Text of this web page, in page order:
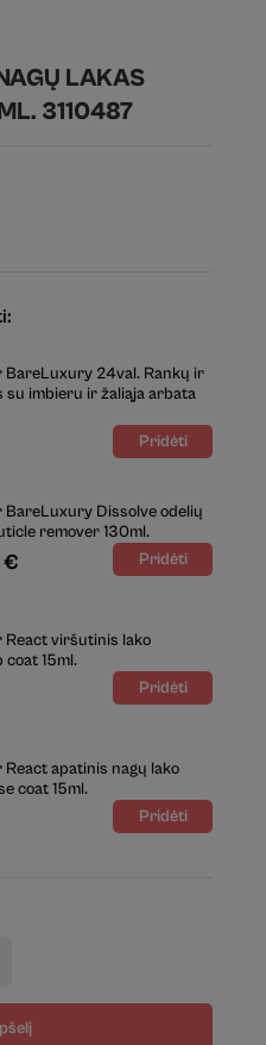
LAKAS
3110487
BareLuxury 24val. Rankų ir
su imbieru ir žaliąja arbata
BareLuxury Dissolve odelių
remover 130ml.
€
React viršutinis lako
15ml.
React apatinis nagų lako
coat 15ml.